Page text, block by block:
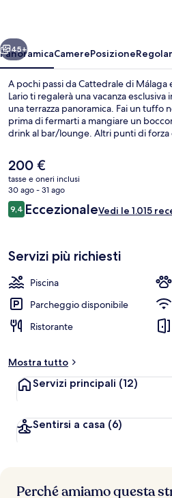
Avanti
45+
PanoramicaCamerePosizione
A pochi passi da Cattedrale di Málaga
Lario ti regalerà una vacanza
una terrazza panoramica. Fai un tuffo
prima di fermarti a mangiare un
drink al bar/lounge. Altri punti di
recensioni dei viaggiatori lodano il
Approfitta dei mezzi pubblici nelle
a 2 min e Stazione di La Malagueta a 11
Il
prezzo
attuale
è
200 €
200 €
tasse e oneri inclusi
30 ago - 31 ago
Recensioni
9,49,4 su 10
EccezionaleVedi le 1.015
Servizi più richiesti
Piscina
Parcheggio disponibile
Ristorante
Mostra tutto
Servizi principali (12)
Sentirsi a casa (6)
Perché amiamo questa